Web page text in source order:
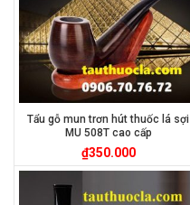
Tẩu gỗ mun trơn hút thuốc lá sợi
MU 508T cao cấp
₫350.000